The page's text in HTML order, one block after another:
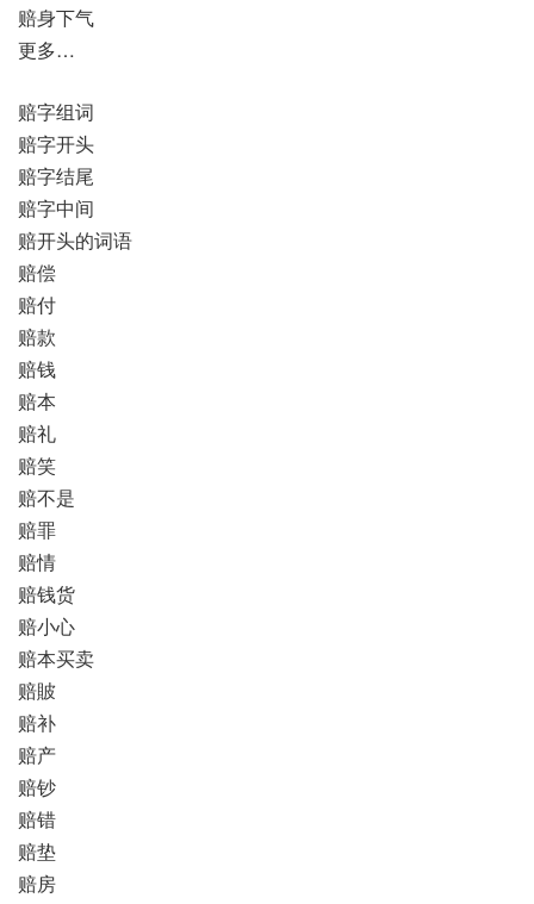
赔身下气
更多…
赔字组词
赔字开头
赔字结尾
赔字中间
赔开头的词语
赔偿
赔付
赔款
赔钱
赔本
赔礼
赔笑
赔不是
赔罪
赔情
赔钱货
赔小心
赔本买卖
赔貱
赔补
赔产
赔钞
赔错
赔垫
赔房